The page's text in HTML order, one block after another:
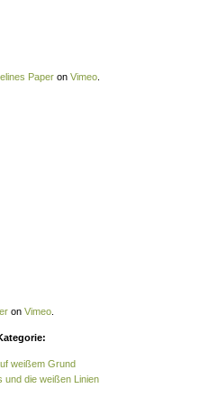
Paper on Vimeo
on Vimeo
weißem Grund
und die weißen Linien